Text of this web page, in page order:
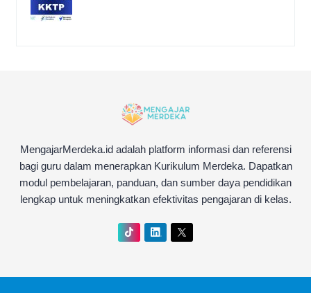
MengajarMerdeka.id adalah platform informasi dan referensi
bagi guru dalam menerapkan Kurikulum Merdeka. Dapatkan
modul pembelajaran, panduan, dan sumber daya pendidikan
lengkap untuk meningkatkan efektivitas pengajaran di kelas.